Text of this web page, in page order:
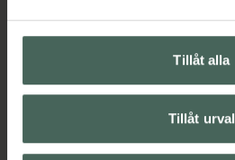
Tillåt alla
Tillåt urval
Kundservice
Kontakta oss
Hitta apotek
Leverans, betalning och retur
Kundklubb